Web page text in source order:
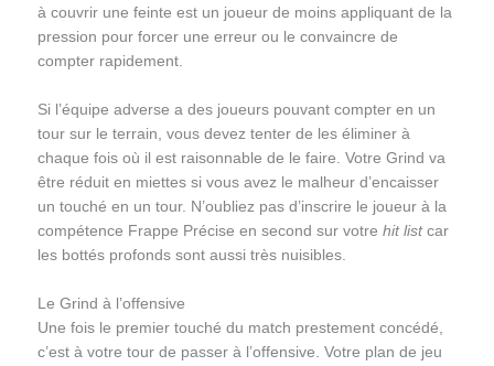
à couvrir une feinte est un joueur de moins appliquant de la
pression pour forcer une erreur ou le convaincre de
compter rapidement.
Si l’équipe adverse a des joueurs pouvant compter en un
tour sur le terrain, vous devez tenter de les éliminer à
chaque fois où il est raisonnable de le faire. Votre Grind va
être réduit en miettes si vous avez le malheur d’encaisser
un touché en un tour. N’oubliez pas d’inscrire le joueur à la
compétence Frappe Précise en second sur votre hit listcar
les bottés profonds sont aussi très nuisibles.
Le Grind à l’offensive
Une fois le premier touché du match prestement concédé,
c’est à votre tour de passer à l’offensive. Votre plan de jeu